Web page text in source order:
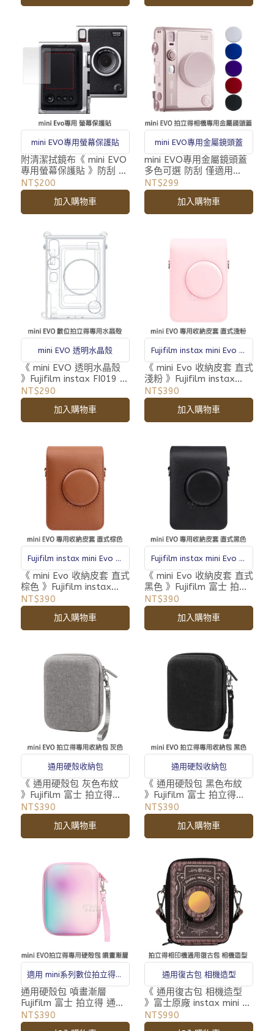
mini EVO專用螢幕保護貼
附清潔拭鏡布《 mini EVO
專用螢幕保護貼 》防刮 僅
適用 Fujifilm mini EVO
FI019 拍立得相機
NT$200
加入購物車
mini EVO專用金屬鏡頭蓋
mini EVO專用金屬鏡頭蓋
多色可選 防刮 僅適用
Fujifilm mini EVO 拍立得
相機
NT$299
加入購物車
mini EVO 透明水晶殼
《 mini EVO 透明水晶殼
》Fujifilm instax FI019 專
用 拍立得 保護殼 側背 附
背帶
NT$290
加入購物車
Fujifilm instax mini Evo 專
用皮套
《 mini Evo 收納皮套 直式
淺粉 》Fujifilm instax
miniEVO 富士 拍立得 專用
皮套
NT$390
加入購物車
Fujifilm instax mini Evo 專
用皮套
《 mini Evo 收納皮套 直式
棕色 》Fujifilm instax
miniEVO 富士 拍立得 專用
皮套
NT$390
加入購物車
Fujifilm instax mini Evo 專
用皮套
《 mini Evo 收納皮套 直式
黑色 》Fujifilm 富士 拍立
得 專用皮套
NT$390
加入購物車
通用硬殼收納包
《 通用硬殼包 灰色布紋
》Fujifilm 富士 拍立得
mini EVO LiPlay Link 通用
皮套 收納包
NT$390
加入購物車
通用硬殼收納包
《 通用硬殼包 黑色布紋
》Fujifilm 富士 拍立得
mini EVO LiPlay Link 通用
皮套 收納包
NT$390
加入購物車
適用 mini系列數位拍立得、
相印機
通用硬殼包 噴畫漸層
Fujifilm 富士 拍立得 通用
皮套 收納包
NT$390
通用復古包 相機造型
《 通用復古包 相機造型
》富士原廠 instax mini 拍
立得 相印機 專用 相機包
收納包 附背帶
NT$990